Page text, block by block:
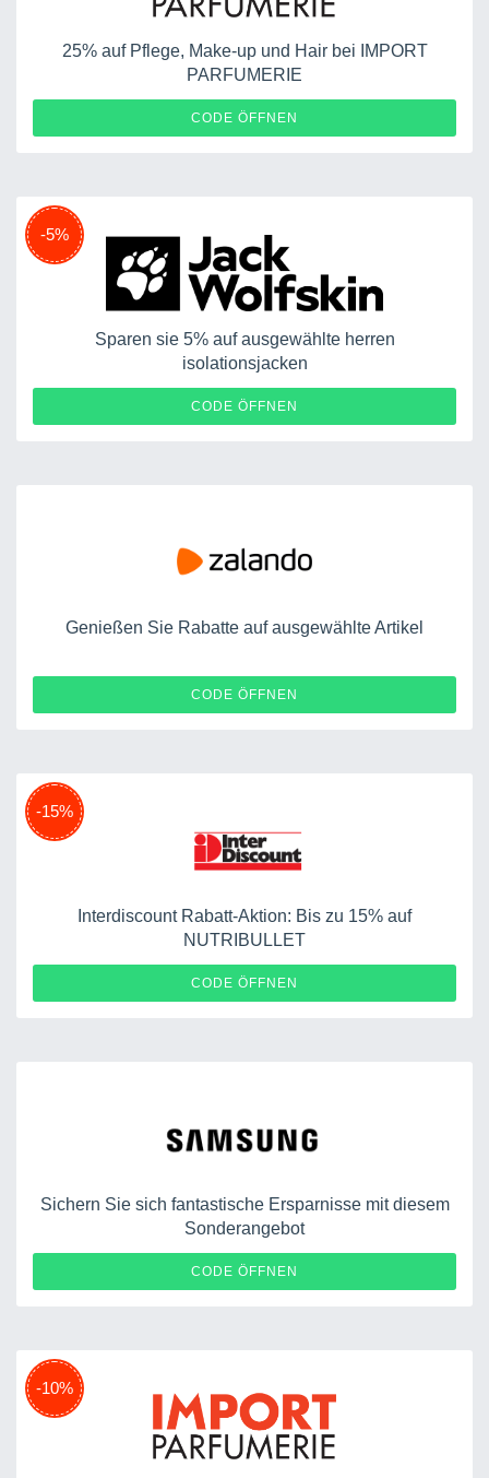
25% auf Pflege, Make-up und Hair bei IMPORT
PARFUMERIE
CODE ÖFFNEN
-5%
Sparen sie 5% auf ausgewählte herren
isolationsjacken
CODE ÖFFNEN
Genießen Sie Rabatte auf ausgewählte Artikel
CODE ÖFFNEN
-15%
Interdiscount Rabatt-Aktion: Bis zu 15% auf
NUTRIBULLET
CODE ÖFFNEN
Sichern Sie sich fantastische Ersparnisse mit diesem
Sonderangebot
CODE ÖFFNEN
-10%